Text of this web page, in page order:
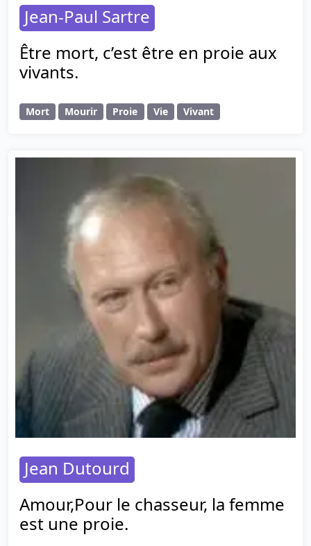
Jean-Paul Sartre
Être mort, c’est être en proie aux
vivants.
Mort Mourir Proie Vie Vivant
Jean Dutourd
Amour,Pour le chasseur, la femme
est une proie.